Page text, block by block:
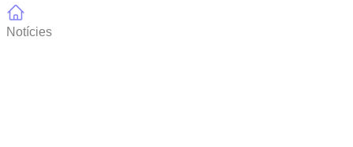
Notícies